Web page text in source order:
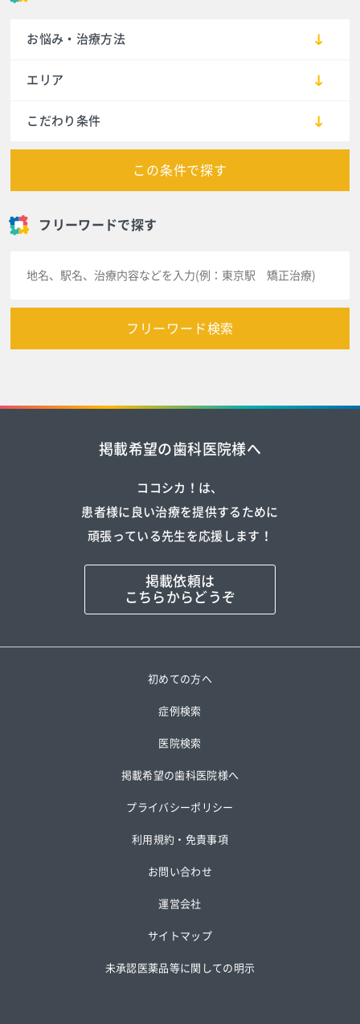
お悩み・治療方法
エリア
こだわり条件
この条件で探す
フリーワードで探す
フリーワード検索
掲載希望の歯科医院様へ
ココシカ！は、
患者様に良い治療を提供するために
頑張っている先生を応援します！
掲載依頼は
こちらからどうぞ
初めての方へ
症例検索
医院検索
掲載希望の歯科医院様へ
プライバシーポリシー
利用規約・免責事項
お問い合わせ
運営会社
サイトマップ
未承認医薬品等に関しての明示